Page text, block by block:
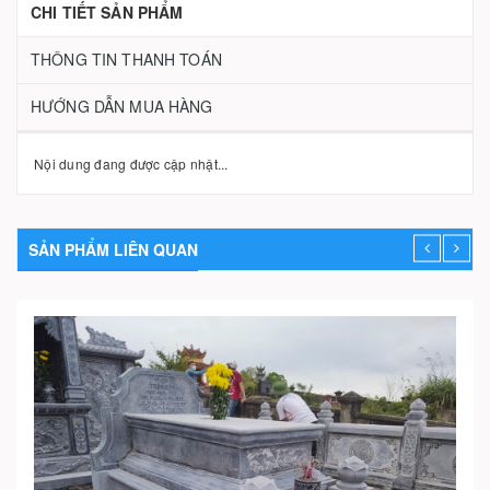
CHI TIẾT SẢN PHẨM
THÔNG TIN THANH TOÁN
HƯỚNG DẪN MUA HÀNG
Nội dung đang được cập nhật...
SẢN PHẨM LIÊN QUAN